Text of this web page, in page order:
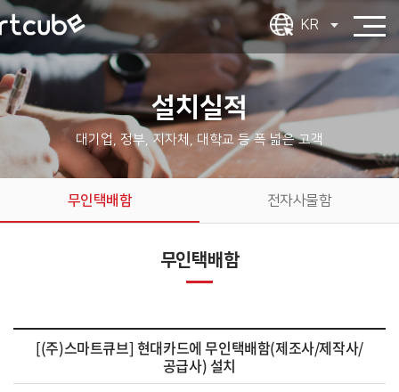
KR
설치실적
대기업, 정부, 지자체, 대학교 등 폭 넓은 고객
무인택배함 전자사물함
무인택배함
[(주)스마트큐브] 현대카드에 무인택배함(제조사/제작사/
공급사) 설치